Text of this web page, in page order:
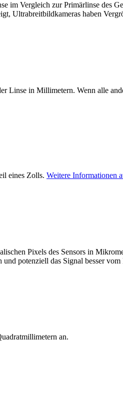
im Vergleich zur Primärlinse des
Ultrabreitbildkameras haben
Linse in Millimetern. Wenn alle
eines Zolls. Weitere Informationen
Pixels des Sensors in
potenziell das Signal besser
an.